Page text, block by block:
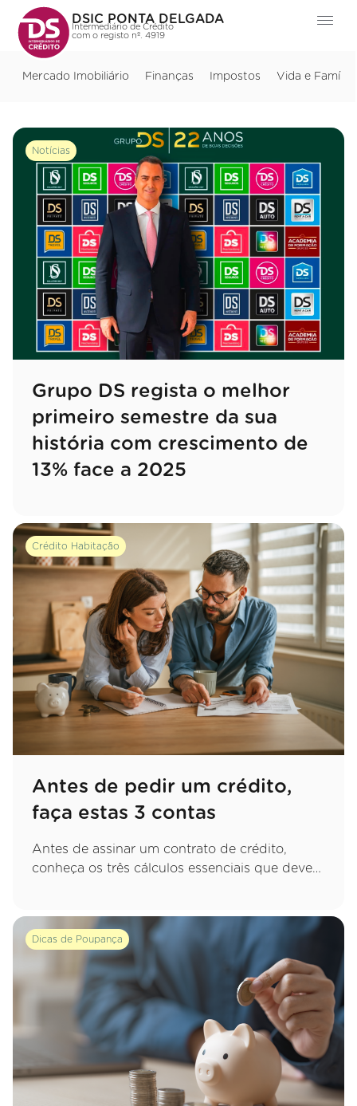
DSIC PONTA DELGADA
Intermediário de Crédito
com o registo nº. 4919
Mercado Imobiliário Finanças Impostos Vida e Família
Notícias
Grupo DS regista o melhor
primeiro semestre da sua
história com crescimento de
13% face a 2025
Crédito Habitação
Antes de pedir um crédito,
faça estas 3 contas
Antes de assinar um contrato de crédito,
conheça os três cálculos essenciais que deve
Dicas de Poupança